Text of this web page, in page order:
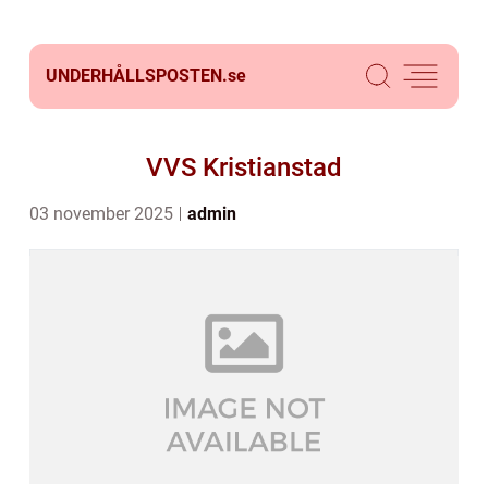
UNDERHÅLLSPOSTEN.se
VVS Kristianstad
03 november 2025 admin